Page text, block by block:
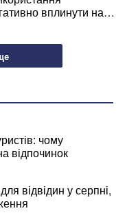
вплинути на
чому
відпочинок
відвідин у серпні,